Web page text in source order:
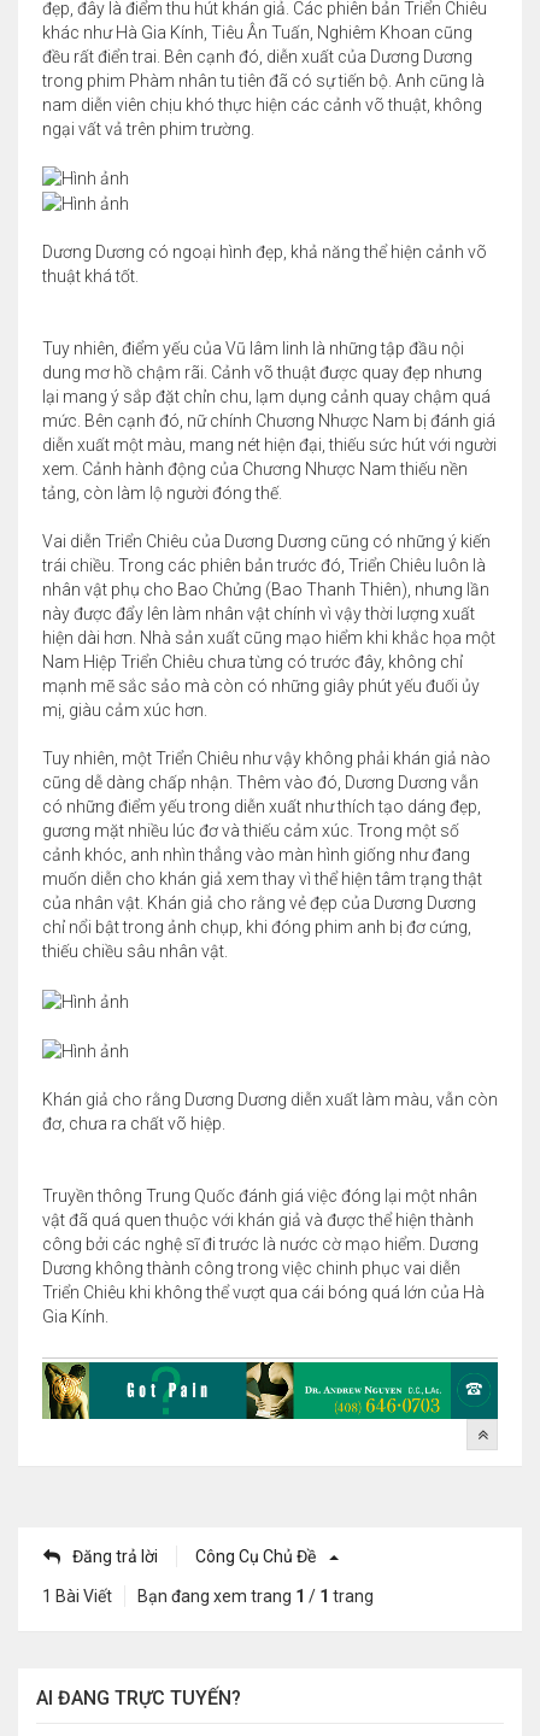
đẹp, đây là điểm thu hút khán giả. Các phiên bản Triển Chiêu
khác như Hà Gia Kính, Tiêu Ân Tuấn, Nghiêm Khoan cũng
đều rất điển trai. Bên cạnh đó, diễn xuất của Dương Dương
trong phim Phàm nhân tu tiên đã có sự tiến bộ. Anh cũng là
nam diễn viên chịu khó thực hiện các cảnh võ thuật, không
ngại vất vả trên phim trường.
Dương Dương có ngoại hình đẹp, khả năng thể hiện cảnh võ
thuật khá tốt.
Tuy nhiên, điểm yếu của Vũ lâm linh là những tập đầu nội
dung mơ hồ chậm rãi. Cảnh võ thuật được quay đẹp nhưng
lại mang ý sắp đặt chỉn chu, lạm dụng cảnh quay chậm quá
mức. Bên cạnh đó, nữ chính Chương Nhược Nam bị đánh giá
diễn xuất một màu, mang nét hiện đại, thiếu sức hút với người
xem. Cảnh hành động của Chương Nhược Nam thiếu nền
tảng, còn làm lộ người đóng thế.
Vai diễn Triển Chiêu của Dương Dương cũng có những ý kiến
trái chiều. Trong các phiên bản trước đó, Triển Chiêu luôn là
nhân vật phụ cho Bao Chửng (Bao Thanh Thiên), nhưng lần
này được đẩy lên làm nhân vật chính vì vậy thời lượng xuất
hiện dài hơn. Nhà sản xuất cũng mạo hiểm khi khắc họa một
Nam Hiệp Triển Chiêu chưa từng có trước đây, không chỉ
mạnh mẽ sắc sảo mà còn có những giây phút yếu đuối ủy
mị, giàu cảm xúc hơn.
Tuy nhiên, một Triển Chiêu như vậy không phải khán giả nào
cũng dễ dàng chấp nhận. Thêm vào đó, Dương Dương vẫn
có những điểm yếu trong diễn xuất như thích tạo dáng đẹp,
gương mặt nhiều lúc đơ và thiếu cảm xúc. Trong một số
cảnh khóc, anh nhìn thẳng vào màn hình giống như đang
muốn diễn cho khán giả xem thay vì thể hiện tâm trạng thật
của nhân vật. Khán giả cho rằng vẻ đẹp của Dương Dương
chỉ nổi bật trong ảnh chụp, khi đóng phim anh bị đơ cứng,
thiếu chiều sâu nhân vật.
Khán giả cho rằng Dương Dương diễn xuất làm màu, vẫn còn
đơ, chưa ra chất võ hiệp.
Truyền thông Trung Quốc đánh giá việc đóng lại một nhân
vật đã quá quen thuộc với khán giả và được thể hiện thành
công bởi các nghệ sĩ đi trước là nước cờ mạo hiểm. Dương
Dương không thành công trong việc chinh phục vai diễn
Triển Chiêu khi không thể vượt qua cái bóng quá lớn của Hà
Gia Kính.
Đăng trả lời Công Cụ Chủ Đề
1 Bài Viết Bạn đang xem trang 1 / 1 trang
AI ĐANG TRỰC TUYẾN?